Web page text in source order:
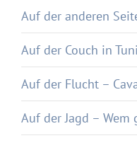
Auf der anderen
Auf der Couch in
Auf der Flucht –
Auf der Jagd –